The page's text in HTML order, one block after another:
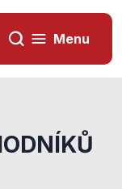
Menu